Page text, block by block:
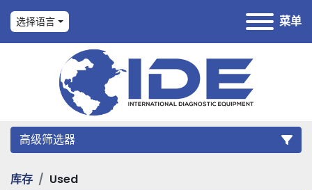
菜单
选择语言
高级筛选器
类别
库存 Used